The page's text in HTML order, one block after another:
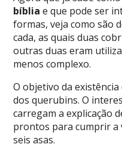
bíblia e que pode ser
formas, veja como são
cada, as quais duas
outras duas eram
menos complexo.
O objetivo da
dos querubins. O
carregam a explicação
prontos para cumprir a
seis asas.